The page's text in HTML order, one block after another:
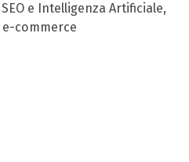
e Intelligenza Artificiale,
commerce